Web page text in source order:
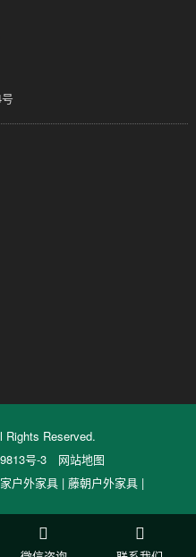
Reserved.
号-3
网站地图
户外家具| 藤朝户外家具|